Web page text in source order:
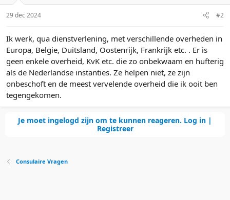
29 dec 2024 #2
Ik werk, qua dienstverlening, met verschillende overheden in
Europa, Belgie, Duitsland, Oostenrijk, Frankrijk etc. . Er is
geen enkele overheid, KvK etc. die zo onbekwaam en hufterig
als de Nederlandse instanties. Ze helpen niet, ze zijn
onbeschoft en de meest vervelende overheid die ik ooit ben
tegengekomen.
Je moet ingelogd zijn om te kunnen reageren. Log in |
Registreer
Consulaire Vragen